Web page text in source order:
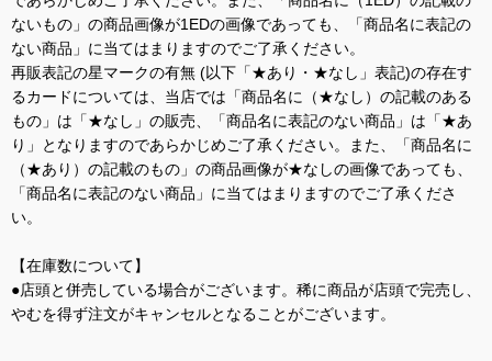
ないもの」の商品画像が1EDの画像であっても、「商品名に表記の
ない商品」に当てはまりますのでご了承ください。
再販表記の星マークの有無 (以下「★あり・★なし」表記)の存在す
るカードについては、当店では「商品名に（★なし）の記載のある
もの」は「★なし」の販売、「商品名に表記のない商品」は「★あ
り」となりますのであらかじめご了承ください。また、「商品名に
（★あり）の記載のもの」の商品画像が★なしの画像であっても、
「商品名に表記のない商品」に当てはまりますのでご了承くださ
い。
【在庫数について】
●店頭と併売している場合がございます。稀に商品が店頭で完売し、
やむを得ず注文がキャンセルとなることがございます。